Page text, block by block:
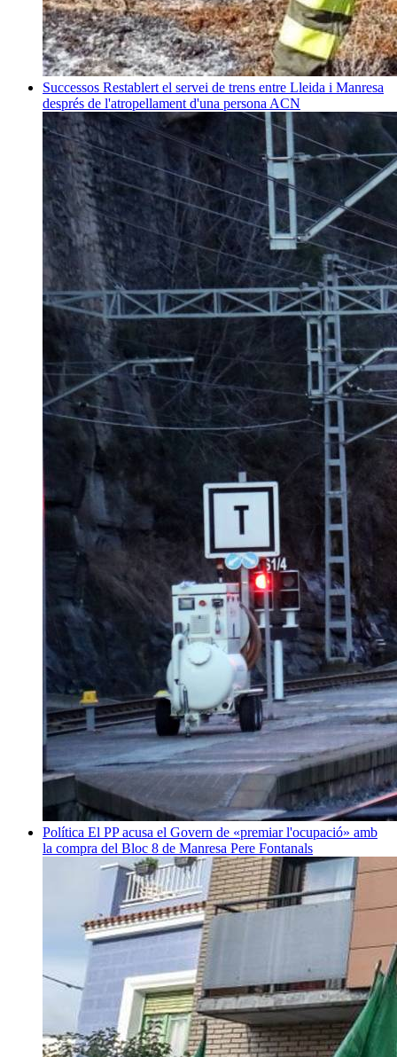
Successos Restablert el servei de trens entre Lleida i Manresa
després de l'atropellament d'una persona ACN
Política El PP acusa el Govern de «premiar l'ocupació» amb
la compra del Bloc 8 de Manresa Pere Fontanals